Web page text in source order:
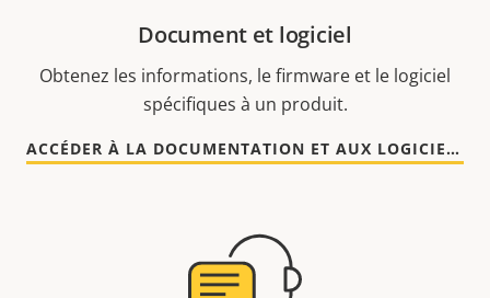
Document et logiciel
Obtenez les informations, le firmware et le logiciel
spécifiques à un produit.
ACCÉDER À LA DOCUMENTATION ET AUX LOGICIELS